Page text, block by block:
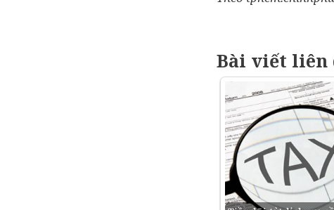
Bài viết liên